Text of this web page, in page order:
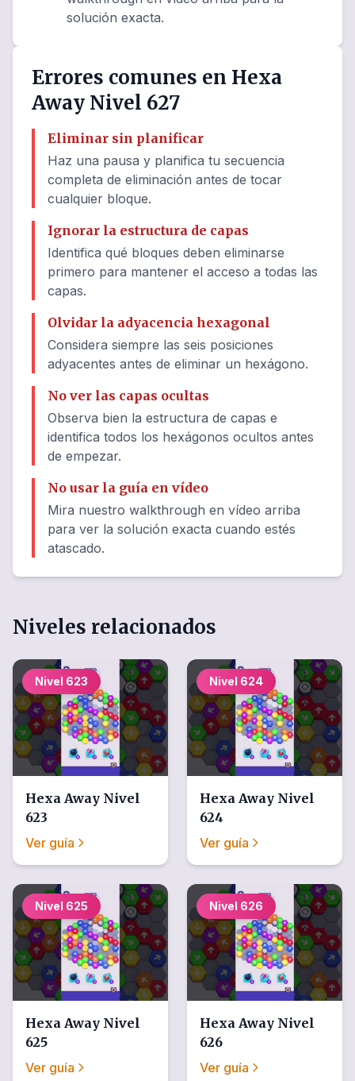
solución exacta.
Errores comunes en Hexa
Away Nivel 627
Eliminar sin planificar
Haz una pausa y planifica tu secuencia
completa de eliminación antes de tocar
cualquier bloque.
Ignorar la estructura de capas
Identifica qué bloques deben eliminarse
primero para mantener el acceso a todas las
capas.
Olvidar la adyacencia hexagonal
Considera siempre las seis posiciones
adyacentes antes de eliminar un hexágono.
No ver las capas ocultas
Observa bien la estructura de capas e
identifica todos los hexágonos ocultos antes
de empezar.
No usar la guía en vídeo
Mira nuestro walkthrough en vídeo arriba
para ver la solución exacta cuando estés
atascado.
Niveles relacionados
Nivel 623
Hexa Away Nivel
623
Ver guía
Nivel 624
Hexa Away Nivel
624
Ver guía
Nivel 625
Hexa Away Nivel
625
Ver guía
Nivel 626
Hexa Away Nivel
626
Ver guía